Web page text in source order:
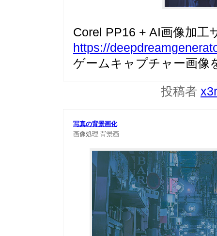
Corel PP16 + AI画像加工
https://
ゲームキャプチャー画像
投稿者
写真の背景画化
画像処理 背景画